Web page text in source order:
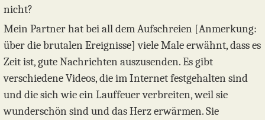
nicht?
Mein Partner hat bei all dem Aufschreien [Anmerkung:
über die brutalen Ereignisse] viele Male erwähnt, dass es
Zeit ist, gute Nachrichten auszusenden. Es gibt
verschiedene Videos, die im Internet festgehalten sind
und die sich wie ein Lauffeuer verbreiten, weil sie
wunderschön sind und das Herz erwärmen. Sie